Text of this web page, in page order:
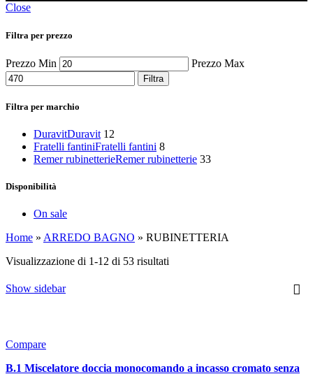
Close
Filtra per prezzo
Prezzo Min Prezzo Max
Filtra
Filtra per marchio
DuravitDuravit 12
Fratelli fantiniFratelli fantini 8
Remer rubinetterieRemer rubinetterie 33
Disponibilità
On sale
Home » ARREDO BAGNO » RUBINETTERIA
Visualizzazione di 1-12 di 53 risultati
Show sidebar
Compare
B.1 Miscelatore doccia monocomando a incasso cromato senza